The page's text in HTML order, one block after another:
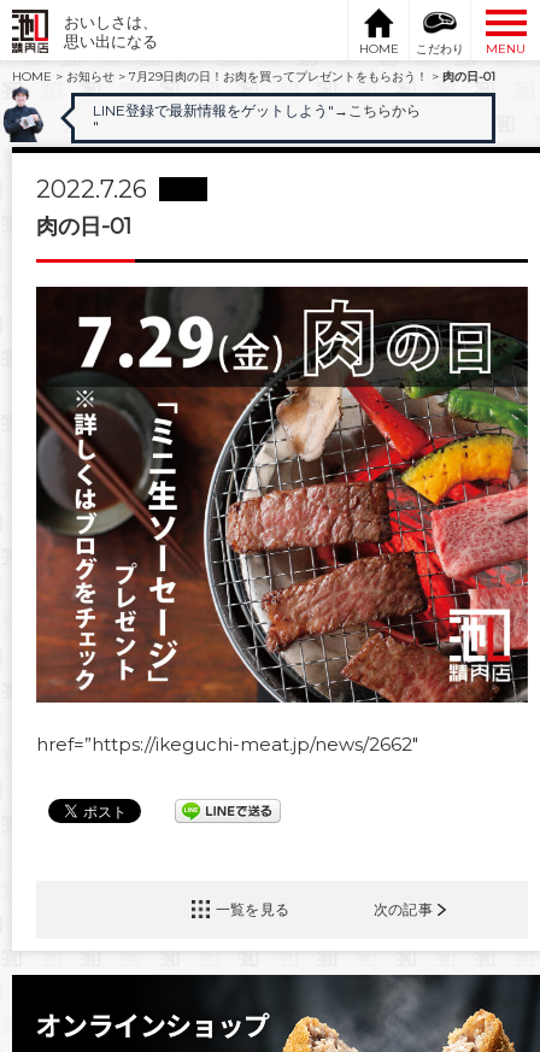
おいしさは、
思い出になる
HOME こだわり
MENU
HOME > お知らせ > 7月29日肉の日！お肉を買ってプレゼントをもらおう！ > 肉の日-01
LINE登録で最新情報をゲットしよう" →こちらから
"
2022.7.26
肉の日-01
href=”https://ikeguchi-meat.jp/news/2662″
一覧を見る 次の記事